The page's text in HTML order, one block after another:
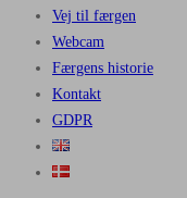
Vej til færgen
Webcam
Færgens historie
Kontakt
GDPR